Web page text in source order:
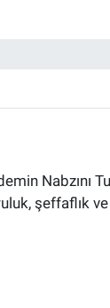
Nabzını
şeffaflık